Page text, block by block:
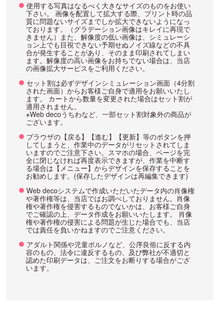
使用する写真はなるべく大きなサイズのものをお使い
下さい。 画像を配置して拡大する際、プリント時の品
質に問題ないサイズまでしか拡大できないようになっ
ております。（グラデーション画像はキレイに再現で
きません）また、解像度の低い画像は、シミュレーシ
ョン上でも目視できない予期せぬノイズ線などの不具
合が発生することがあり、そのまま印刷されてしまい
ます。解像度の高い画像をお持ちでない場合は、当店
の画像拡大サービスをご利用ください。
セット割は必ずデザインシミュレーション画面（4分割
された画面）からお客様ご自身で適用をお願いいたし
ます。 カートから数量を変更された場合はセット割が
適用されません。
※Web decoうちわなど、一部セット割対象外の商品が
ございます。
ブラウザの【戻る】【進む】【更新】等のボタンを押
してしまうと、作業中のデータがリセットされてしま
いますのでご注意下さい。スマホの場合、ページを完
全に閉じなければ再度表示できますが、作業を中断す
る場合は【メニュー】からデザインを保存することを
お勧めします。(保存したデザインは再編集できます)
Web decoシステムで作成いただいたデータ内の肖像権
や著作権等は、当店ではお調べしておりません。肖像
権や著作権を侵害するものでないかは、お客様ご自身
でご確認の上、データ作成をお願いいたします。 肖像
権や著作権の侵害による問題が生じた場合でも、当店
では責任を負いかねますのでご注意ください。
アダルト関係や児童ポルノなど、公序良俗に反する内
容のもの、法令に違反するもの、及び弊社が不適切と
認めた印刷データは、ご注文をお断りする場合がござ
います。